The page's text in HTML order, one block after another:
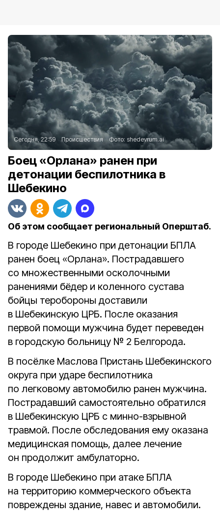
Сегодня, 22:59 Происшествия Фото: shedevrum.ai
Боец «Орлана» ранен при
детонации беспилотника в
Шебекино
Об этом сообщает региональный Оперштаб.
В городе Шебекино при детонации БПЛА
ранен боец «Орлана». Пострадавшего
со множественными осколочными
ранениями бёдер и коленного сустава
бойцы теробороны доставили
в Шебекинскую ЦРБ. После оказания
первой помощи мужчина будет переведен
в городскую больницу № 2 Белгорода.
В посёлке Маслова Пристань Шебекинского
округа при ударе беспилотника
по легковому автомобилю ранен мужчина.
Пострадавший самостоятельно обратился
в Шебекинскую ЦРБ с минно-взрывной
травмой. После обследования ему оказана
медицинская помощь, далее лечение
он продолжит амбулаторно.
В городе Шебекино при атаке БПЛА
на территорию коммерческого объекта
повреждены здание, навес и автомобили.